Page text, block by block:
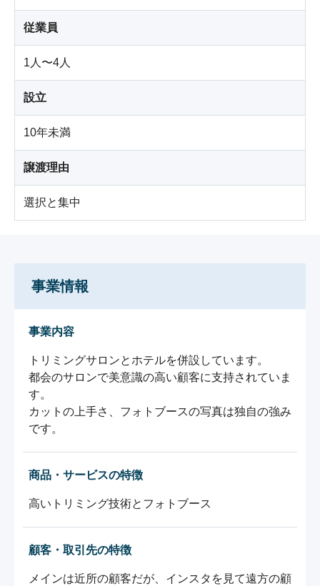
従業員
1人〜4人
設立
10年未満
譲渡理由
選択と集中
事業情報
事業内容
トリミングサロンとホテルを併設しています。
都会のサロンで美意識の高い顧客に支持されていま
す。
カットの上手さ、フォトブースの写真は独自の強み
です。
商品・サービスの特徴
高いトリミング技術とフォトブース
顧客・取引先の特徴
メインは近所の顧客だが、インスタを見て遠方の顧